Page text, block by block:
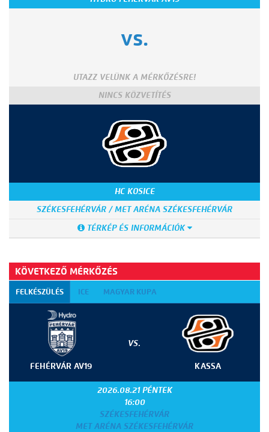
vs.
UTAZZ VELÜNK A MÉRKŐZÉSRE!
NINCS KÖZVETÍTÉS
HC KOSICE
SZÉKESFEHÉRVÁR / MET ARÉNA SZÉKESFEHÉRVÁR
TÉRKÉP ÉS INFORMÁCIÓK
KÖVETKEZŐ MÉRKŐZÉS
FELKÉSZÜLÉS ICE MAGYAR KUPA
FEHÉRVÁR AV19
VS.
KASSA
2026.08.21 PÉNTEK
16:00
SZÉKESFEHÉRVÁR
MET ARÉNA SZÉKESFEHÉRVÁR